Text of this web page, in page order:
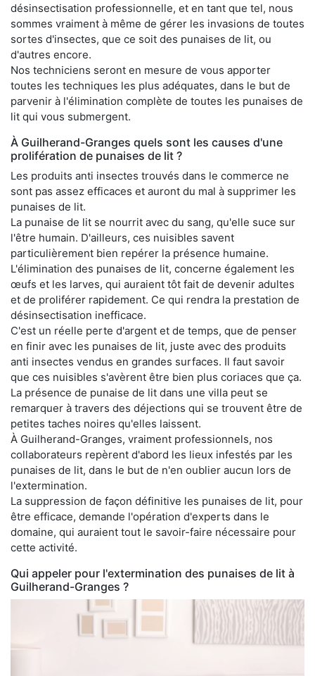
désinsectisation professionnelle, et en tant que tel, nous
sommes vraiment à même de gérer les invasions de toutes
sortes d'insectes, que ce soit des punaises de lit, ou
d'autres encore.
Nos techniciens seront en mesure de vous apporter
toutes les techniques les plus adéquates, dans le but de
parvenir à l'élimination complète de toutes les punaises de
lit qui vous submergent.
À Guilherand-Granges quels sont les causes d'une
prolifération de punaises de lit ?
Les produits anti insectes trouvés dans le commerce ne
sont pas assez efficaces et auront du mal à supprimer les
punaises de lit.
La punaise de lit se nourrit avec du sang, qu'elle suce sur
l'être humain. D'ailleurs, ces nuisibles savent
particulièrement bien repérer la présence humaine.
L'élimination des punaises de lit, concerne également les
œufs et les larves, qui auraient tôt fait de devenir adultes
et de proliférer rapidement. Ce qui rendra la prestation de
désinsectisation inefficace.
C'est un réelle perte d'argent et de temps, que de penser
en finir avec les punaises de lit, juste avec des produits
anti insectes vendus en grandes surfaces. Il faut savoir
que ces nuisibles s'avèrent être bien plus coriaces que ça.
La présence de punaise de lit dans une villa peut se
remarquer à travers des déjections qui se trouvent être de
petites taches noires qu'elles laissent.
À Guilherand-Granges, vraiment professionnels, nos
collaborateurs repèrent d'abord les lieux infestés par les
punaises de lit, dans le but de n'en oublier aucun lors de
l'extermination.
La suppression de façon définitive les punaises de lit, pour
être efficace, demande l'opération d'experts dans le
domaine, qui auraient tout le savoir-faire nécessaire pour
cette activité.
Qui appeler pour l'extermination des punaises de lit à
Guilherand-Granges ?